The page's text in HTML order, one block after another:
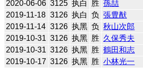
2020-06-06 3125 执白 胜 孫喆
2019-11-18 3126 执白 负 張豊猷
2019-11-14 3126 执黑 负 秋山次郎
2019-10-31 3126 执黑 胜 久保秀夫
2019-10-31 3126 执黑 胜 鶴田和志
2019-10-17 3126 执黑 胜 小林光一